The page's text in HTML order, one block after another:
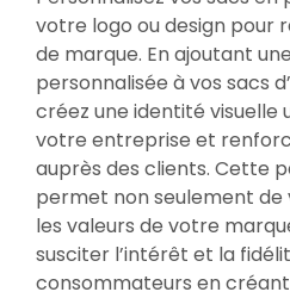
votre logo ou design pour
de marque. En ajoutant
personnalisée à vos sacs
créez une identité visuelle
votre entreprise et
auprès des clients. Cette
permet non seulement de
les valeurs de votre
susciter l’intérêt et la
consommateurs en